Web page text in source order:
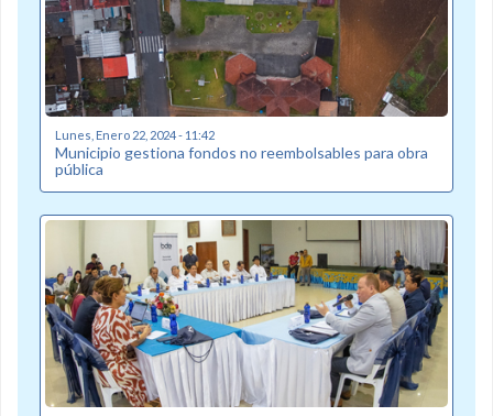
Lunes, Enero 22, 2024 - 11:42
Municipio gestiona fondos no reembolsables para obra
pública